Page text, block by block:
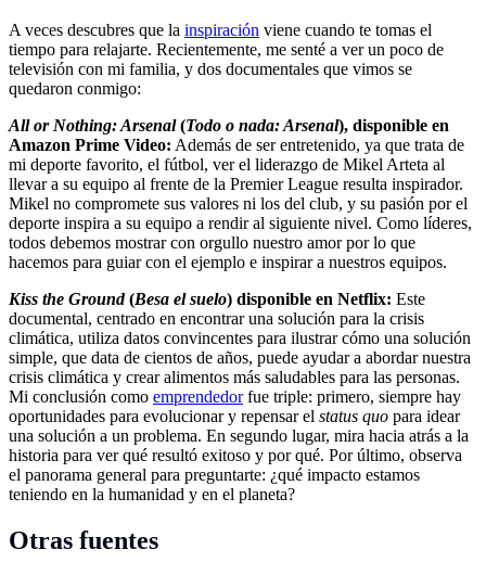
A veces descubres que la inspiración viene cuando te tomas el
tiempo para relajarte. Recientemente, me senté a ver un poco de
televisión con mi familia, y dos documentales que vimos se
quedaron conmigo:
All or Nothing: Arsenal(Todo o nada: Arsenal), disponible en
Amazon Prime Video: Además de ser entretenido, ya que trata de
mi deporte favorito, el fútbol, ver el liderazgo de Mikel Arteta al
llevar a su equipo al frente de la Premier League resulta inspirador.
Mikel no compromete sus valores ni los del club, y su pasión por el
deporte inspira a su equipo a rendir al siguiente nivel. Como líderes,
todos debemos mostrar con orgullo nuestro amor por lo que
hacemos para guiar con el ejemplo e inspirar a nuestros equipos.
Kiss the Ground(Besa el suelo) disponible en Netflix: Este
documental, centrado en encontrar una solución para la crisis
climática, utiliza datos convincentes para ilustrar cómo una solución
simple, que data de cientos de años, puede ayudar a abordar nuestra
crisis climática y crear alimentos más saludables para las personas.
Mi conclusión como emprendedorfue triple: primero, siempre hay
oportunidades para evolucionar y repensar el status quo para idear
una solución a un problema. En segundo lugar, mira hacia atrás a la
historia para ver qué resultó exitoso y por qué. Por último, observa
el panorama general para preguntarte: ¿qué impacto estamos
teniendo en la humanidad y en el planeta?
Otras fuentes